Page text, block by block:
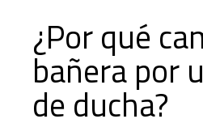
¿Por qué
bañera por
de ducha?